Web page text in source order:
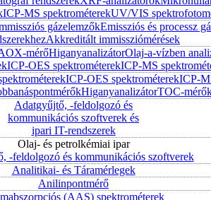
ICP-MS spektrométerekUV/VIS
gázelemzőkEmissziós és processz
Akkreditált immissziómérések
mérőHiganyanalizátorOlaj-a-vízben
ICP-OES spektrométerekICP-MS
ICP-OES spektrométerekICP-
HiganyanalizátorTOC-
Adatgyűjtő, -feldolgozó és
kommunikációs szoftverek és
ipari IT-rendszerek
Olaj- és petrolkémiai ipar
-feldolgozó és kommunikációs szoftverek
Analitikai- és Táramérlegek
Anilinpontmérő
(AAS) spektrométerek